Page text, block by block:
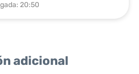
20:50
adicional